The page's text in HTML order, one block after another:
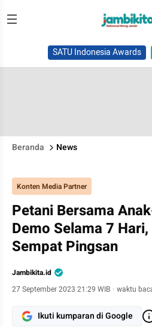
SATU Indonesia Awards
Beranda News
Konten Media Partner
Petani Bersama
Demo Selama 7
Sempat Pingsan
Jambikita.id
27 September 2023 21:29 WIB · waktu
Ikuti kumparan di Google